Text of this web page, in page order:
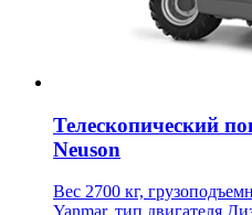
Телескопический
Neuson
Вес 2700 кг,